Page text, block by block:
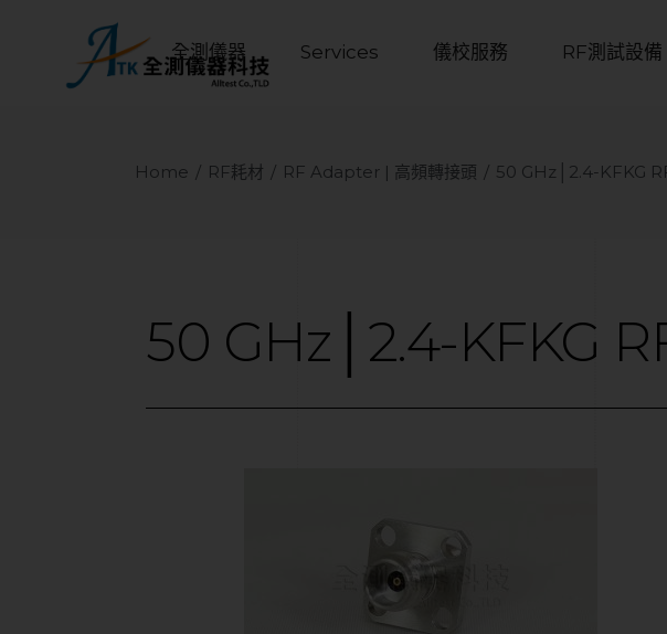
全測儀器 Services 儀校服務 RF測試設備
Home RF耗材 RF Adapter | 高頻轉接頭 50 GHz│2.4-KFKG
50 GHz│2.4-KFKG